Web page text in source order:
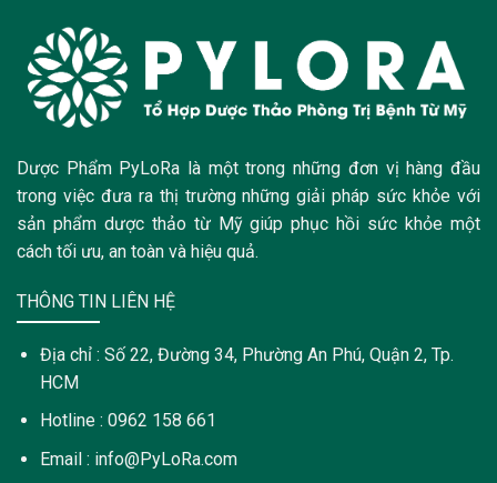
Dược Phẩm PyLoRa là một trong những đơn vị hàng đầu
trong việc đưa ra thị trường những giải pháp sức khỏe với
sản phẩm dược thảo từ Mỹ giúp phục hồi sức khỏe một
cách tối ưu, an toàn và hiệu quả.
THÔNG TIN LIÊN HỆ
Địa chỉ : Số 22, Đường 34, Phường An Phú, Quận 2, Tp.
HCM
Hotline : 0962 158 661
Email : info@PyLoRa.com